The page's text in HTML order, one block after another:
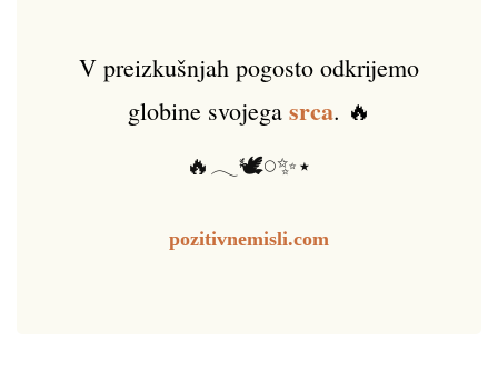
V preizkušnjah pogosto odkrijemo
globine svojega srca. 🔥
🔥𓂃🕊️𓏸✨⋆
pozitivnemisli.com